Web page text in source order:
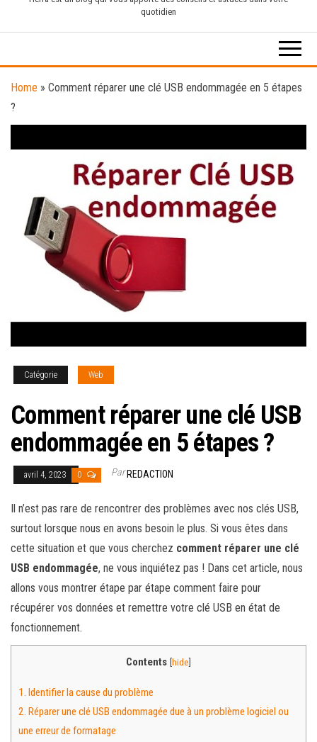
quotidien
Home » Comment réparer une clé USB endommagée en 5 étapes
?
Catégorie Web
Comment réparer une clé USB
endommagée en 5 étapes ?
avril 4, 2023 0 ParREDACTION
Il n’est pas rare de rencontrer des problèmes avec nos clés USB,
surtout lorsque nous en avons besoin le plus. Si vous êtes dans
cette situation et que vous cherchez comment réparer une clé
USB endommagée, ne vous inquiétez pas ! Dans cet article, nous
allons vous montrer étape par étape comment faire pour
récupérer vos données et remettre votre clé USB en état de
fonctionnement.
Contents [hide]
1. Identifier la cause du problème
2. Réparer une clé USB endommagée due à un problème logiciel ou
une erreur de formatage